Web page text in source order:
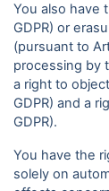
You also have
GDPR) or
(pursuant to
processing by
a right to
GDPR) and a
GDPR).
You have the
solely on